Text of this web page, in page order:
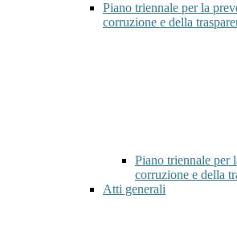
Piano triennale per la
corruzione e della
Piano triennale per
corruzione e della
Atti generali